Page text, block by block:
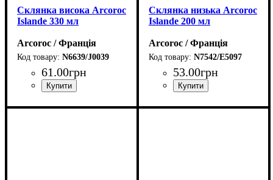
Склянка висока Arcoroc
Islande 330 мл
Arcoroc / Франція
N6639/J0039
61.00грн
Склянка низька Arcoroc
Islande 200 мл
Arcoroc / Франція
N7542/Е5097
53.00грн